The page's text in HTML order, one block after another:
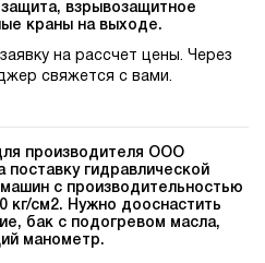
взрывозащитное
краны на выходе.
на рассчет цены. Через
свяжется с вами.
производителя ООО
гидравлической
c производительностью
кг/см2. Нужно дооснастить
бак с подогревом масла,
манометр.